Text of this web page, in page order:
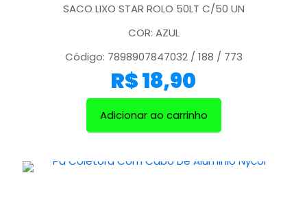
SACO LIXO STAR ROLO 50LT C/50 UN
COR: AZUL
Código: 7898907847032 / 188 / 773
R$18,90
Adicionar ao carrinho